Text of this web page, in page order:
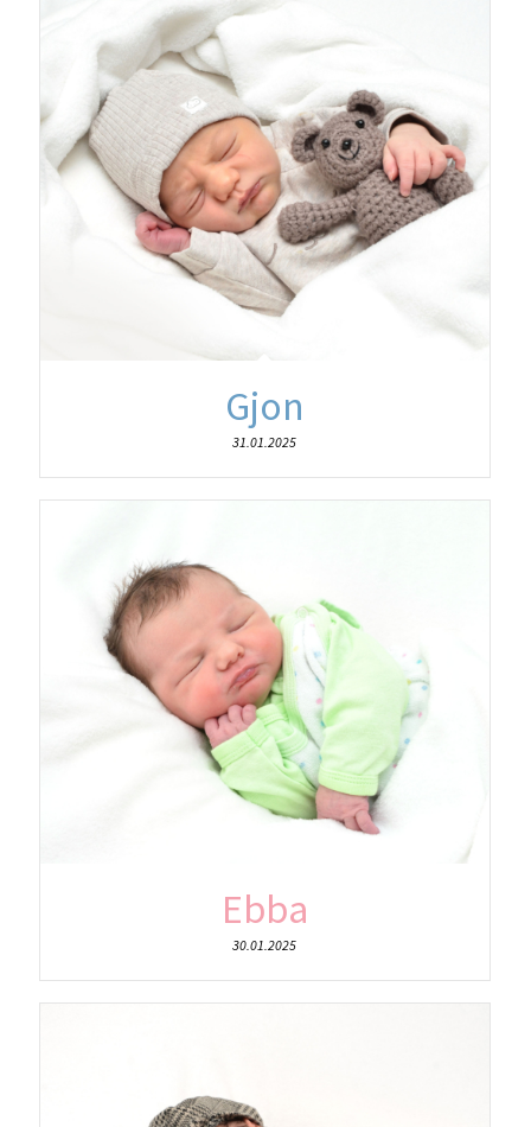
Gjon
31.01.2025
Ebba
30.01.2025